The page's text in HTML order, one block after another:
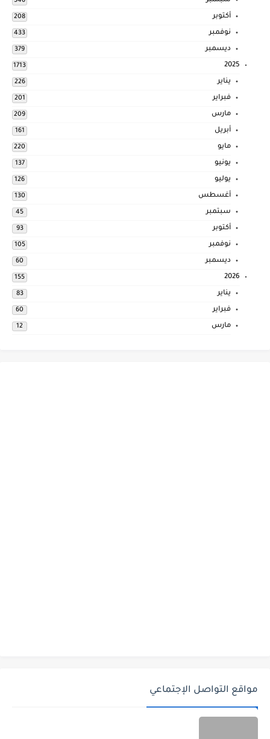
أكتوبر 208
نوفمبر 433
ديسمبر 379
2025
1713
يناير 226
فبراير 201
مارس 209
أبريل 161
مايو 220
يونيو 137
يوليو 126
أغسطس 130
سبتمبر 45
أكتوبر 93
نوفمبر 105
ديسمبر 60
2026
155
يناير 83
فبراير 60
مارس 12
مواقع التواصل الإجتماعي